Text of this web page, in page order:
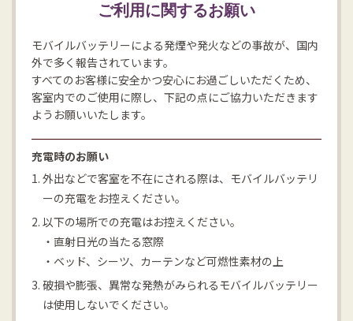
ご利用に関するお願い
モバイルバッテリーによる発煙や発火などの事故が、国内
外で多く報告されています。
すべてのお客様に安全かつ安心にお過ごしいただくため、
客室内でのご使用に際し、下記の点にご協力いただきます
ようお願いいたします。
充電時のお願い
1. 外出などで客室を不在にされる際は、モバイルバッテリ
ーの充電をお控えください。
2. 以下の場所での充電はお控えください。
・直射日光の当たる窓際
・ベッド、シーツ、カーテンなど可燃性素材の上
3. 破損や膨張、異常な発熱がみられるモバイルバッテリー
は使用しないでください。